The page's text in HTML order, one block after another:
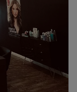
10:00
10:00
Geschlossen
verwöhnen
im
Salon bietet